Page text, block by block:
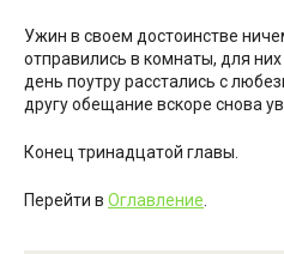
Ужин в своем достоинстве
отправились в комнаты, для
день поутру расстались с
другу обещание вскоре снова
Конец тринадцатой главы.
Перейти в Оглавление